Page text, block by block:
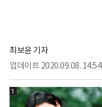
최보윤 기자
업데이트 2020.09.08. 14:54